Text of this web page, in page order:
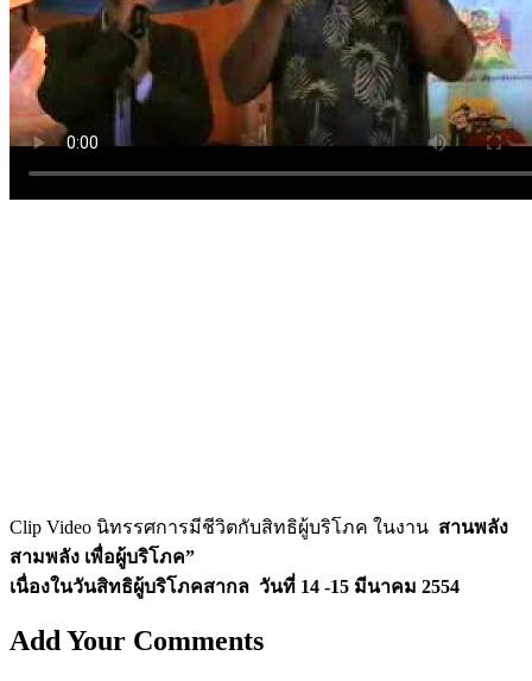
Clip Video นิทรรศการมีชีวิตกับสิทธิผู้บริโภค ในงาน สานพลัง
สามพลัง เพื่อผู้บริโภค”
เนื่องในวันสิทธิผู้บริโภคสากล วันที่ 14 -15 มีนาคม 2554
Add Your Comments